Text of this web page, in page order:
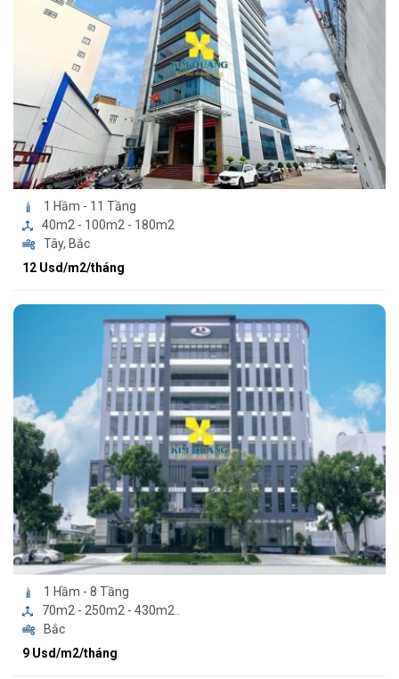
1 Hầm - 11 Tầng
40m2 - 100m2 - 180m2
Tây, Bắc
12 Usd/m2/tháng
1 Hầm - 8 Tầng
70m2 - 250m2 - 430m2..
Bắc
9 Usd/m2/tháng